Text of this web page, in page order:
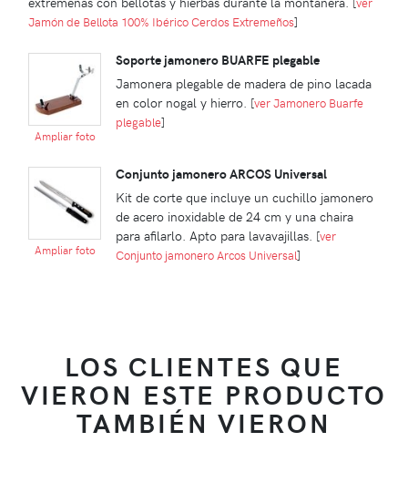
Jamón de Bellota 100% Ibérico Cerdos Extremeños]
Ampliar foto
Soporte jamonero BUARFE plegable
Jamonera plegable de madera de pino lacada
en color nogal y hierro. [ver Jamonero Buarfe
plegable]
Ampliar foto
Conjunto jamonero ARCOS Universal
Kit de corte que incluye un cuchillo jamonero
de acero inoxidable de 24 cm y una chaira
para afilarlo. Apto para lavavajillas. [ver
Conjunto jamonero Arcos Universal]
LOS CLIENTES QUE
VIERON ESTE PRODUCTO
TAMBIÉN VIERON